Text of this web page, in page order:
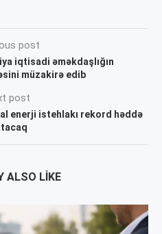
post
iqtisadi əməkdaşlığın
müzakirə edib
post
enerji istehlakı rekord həddə
ALSO LIKE